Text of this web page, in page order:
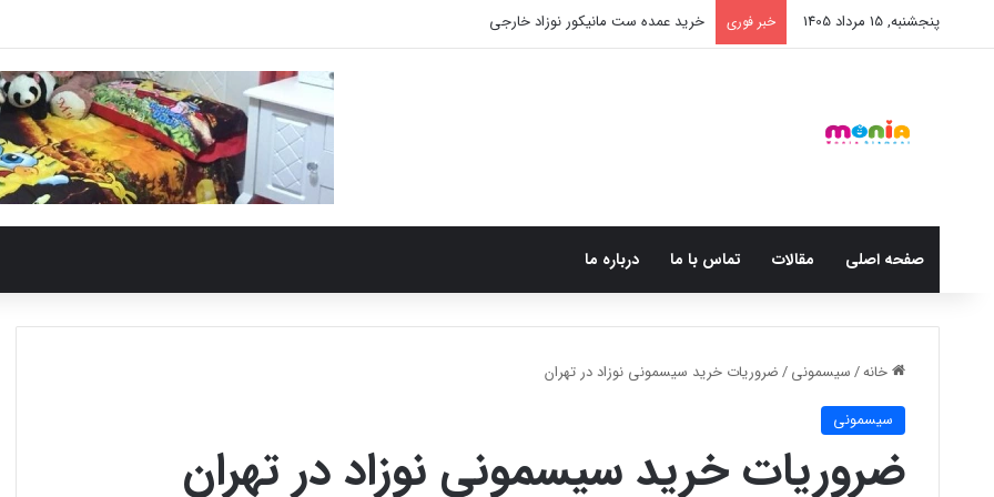
پنجشنبه, 15 مرداد 1405 خبر فوری خرید عمده ست مانیکور نوزاد خارجی
صفحه اصلی مقالات تماس با ما درباره ما
خانه/ سیسمونی/ ضروریات خرید سیسمونی نوزاد در تهران
سیسمونی
ضروریات خرید سیسمونی نوزاد در تهران